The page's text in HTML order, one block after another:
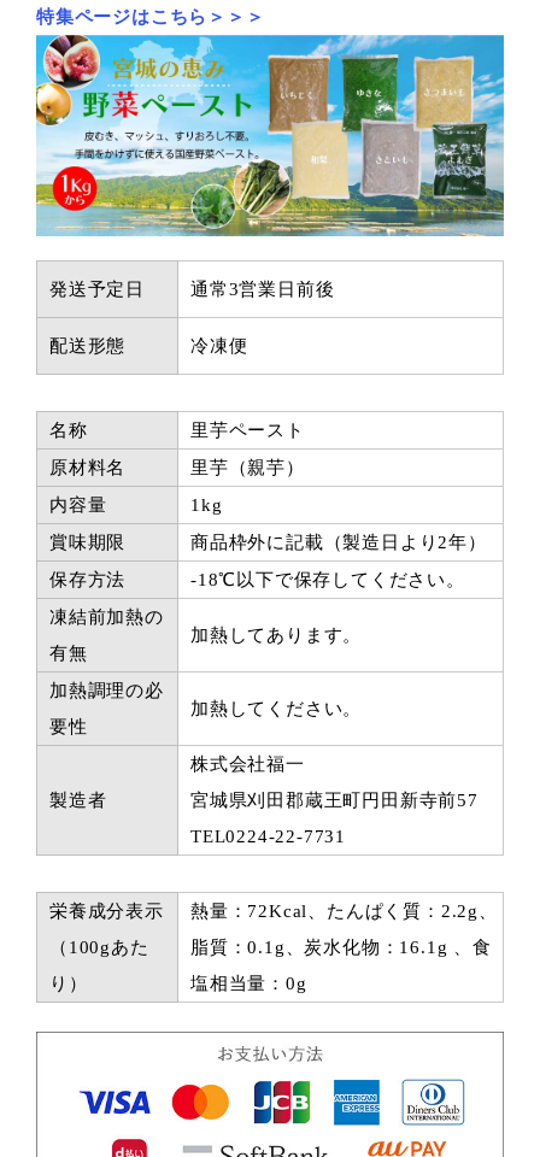
特集ページはこちら＞＞＞
発送予定日 通常3営業日前後
配送形態 冷凍便
名称
里芋ペースト
原材料名
里芋（親芋）
内容量
1kg
賞味期限
商品枠外に記載（製造日より2年）
保存方法
-18℃以下で保存してください。
凍結前加熱の
有無
加熱してあります。
加熱調理の必
要性
加熱してください。
製造者
株式会社福一
宮城県刈田郡蔵王町円田新寺前57
TEL0224-22-7731
栄養成分表示
（100gあた
り）
熱量：72Kcal、たんぱく質：2.2g、
脂質：0.1g、炭水化物：16.1g 、食
塩相当量：0g